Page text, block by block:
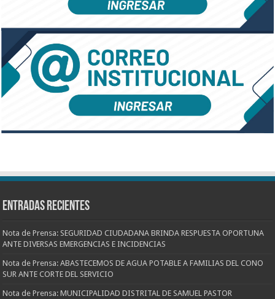
Entradas recientes
Nota de Prensa: SEGURIDAD CIUDADANA BRINDA RESPUESTA OPORTUNA
ANTE DIVERSAS EMERGENCIAS E INCIDENCIAS
Nota de Prensa: ABASTECEMOS DE AGUA POTABLE A FAMILIAS DEL CONO
SUR ANTE CORTE DEL SERVICIO
Nota de Prensa: MUNICIPALIDAD DISTRITAL DE SAMUEL PASTOR